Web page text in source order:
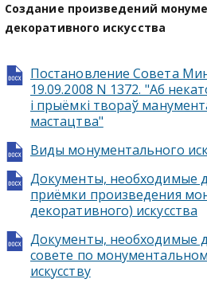
Создание произведений
декоративного искусства
Постановление Совета
19.09.2008 N 1372. "Аб
i прыёмкi твораў
мастацтва"
Виды монументального
Документы, необходимые
приёмки произведения
декоративного) искусства
Документы, необходимые
совете по
искусству